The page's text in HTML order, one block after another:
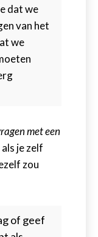
dat we
van het
we
met een
je zelf
zou
of geef